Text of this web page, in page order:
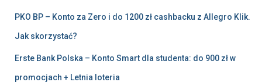
PKO BP – Konto za Zero i do 1200 zł cashbacku z Allegro Klik.
Jak skorzystać?
Erste Bank Polska – Konto Smart dla studenta: do 900 zł w
promocjach + Letnia loteria